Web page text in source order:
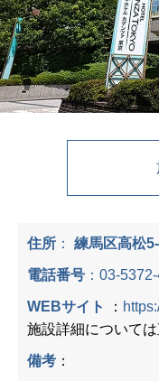
住所 ： 練馬区高松
電話番号 ： 03-
WEBサイト ：
施設詳細について
備考 ：